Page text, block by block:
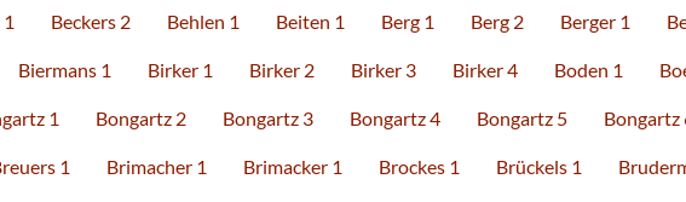
Beckers 2 Behlen 1 Beiten 1 Berg 1 Berg 2 Berger 1
Biermans 1 Birker 1 Birker 2 Birker 3 Birker 4 Boden 1
1 Bongartz 2 Bongartz 3 Bongartz 4 Bongartz 5 Bongartz
1 Brimacher 1 Brimacker 1 Brockes 1 Brückels 1